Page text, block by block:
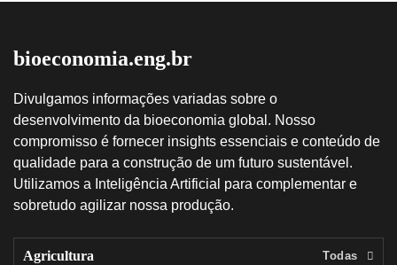
bioeconomia.eng.br
Divulgamos informações variadas sobre o
desenvolvimento da bioeconomia global. Nosso
compromisso é fornecer insights essenciais e conteúdo de
qualidade para a construção de um futuro sustentável.
Utilizamos a Inteligência Artificial para complementar e
sobretudo agilizar nossa produção.
Agricultura Todas